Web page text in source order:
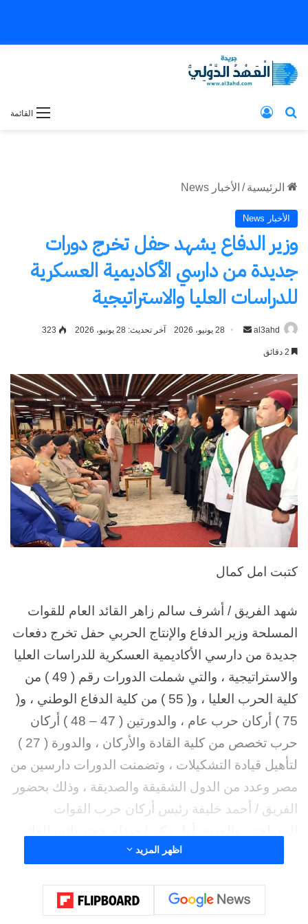
القائمة بحث عن
الرئيسية / الأخبار News
الأخبار News
وزير الدفاع يشهد حفل تخرج دورات
جديدة من دارسي الأكاديمية العسكرية
للدراسات العليا والاستراتيجية
al3ahd
أرسل 28 يونيو، 2026 آخر تحديث: 28 يونيو، 2026 323
كتبت امل كمال
شهد الفريق / أشرف سالم زاهر القائد العام للقوات
المسلحة وزير الدفاع والإنتاج الحربي حفل تخرج دفعات
جديدة من دارسي الأكاديمية العسكرية للدراسات العليا
والاستراتيجية ، والتي شملت الدورات رقم ( 49 ) من
كلية الحرب العليا ، و( 55 ) من كلية الدفاع الوطني ، و(
75 ) أركان حرب عام ، والدورتين ( 47 – 48 ) أركان
حرب تخصص من كلية القادة والأركان ، والدورة ( 27 )
لتأهيل قيادة التشكيلات ، وتضمنت الدورات دارسين من
مصر وعدد من الدول الشقيقة والصديقة ، وذلك بحضور
الفريق / أحمد خليفة رئيس أركان حرب القوات
العام للجيش الوطني الليبي ، والفريق أول ركن / خالد
وعدد من الوزراء وقادة الأفرع الرئيسية ، وعدد من قادة
القوات المسلحة ، والملحقين العسكريين المعتمدين
اظهر المزيد